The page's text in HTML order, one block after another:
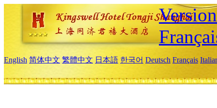
English 简体中文 繁體中文 日本語 한국어 Deutsch Français